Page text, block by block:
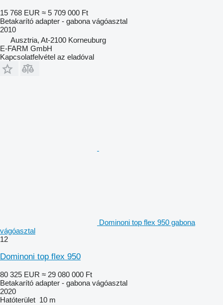
15 768 EUR ≈ 5 709 000 Ft
Betakarító adapter - gabona vágóasztal
2010
Ausztria, At-2100 Korneuburg
E-FARM GmbH
Kapcsolatfelvétel az eladóval
Dominoni top flex 950 gabona
vágóasztal
12
Dominoni top flex 950
80 325 EUR ≈ 29 080 000 Ft
Betakarító adapter - gabona vágóasztal
2020
Hatóterület 10 m